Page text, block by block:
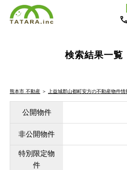
検索結果一覧
熊本市 不動産 ＞ 上益城郡山都町安方の不動産物件情
公開物件
非公開物件
特別限定物
件